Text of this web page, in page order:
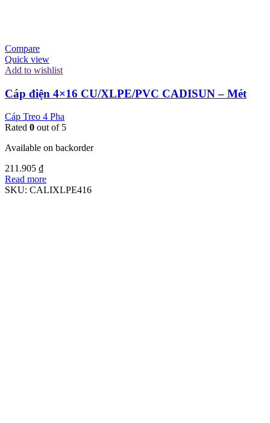
Compare
Quick view
Add to wishlist
Cáp điện 4×16 CU/XLPE/PVC CADISUN – Mét
Cáp Treo 4 Pha
Rated 0 out of 5
Available on backorder
211.905 ₫
Read more
SKU: CALIXLPE416